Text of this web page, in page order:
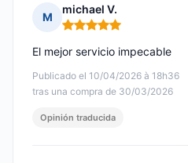
M
michael V.
Nota: 5 de 5
Publicado el 10/04/2026 à 18h36
tras una compra de 30/03/2026
El mejor servicio impecable
Opinión traducida